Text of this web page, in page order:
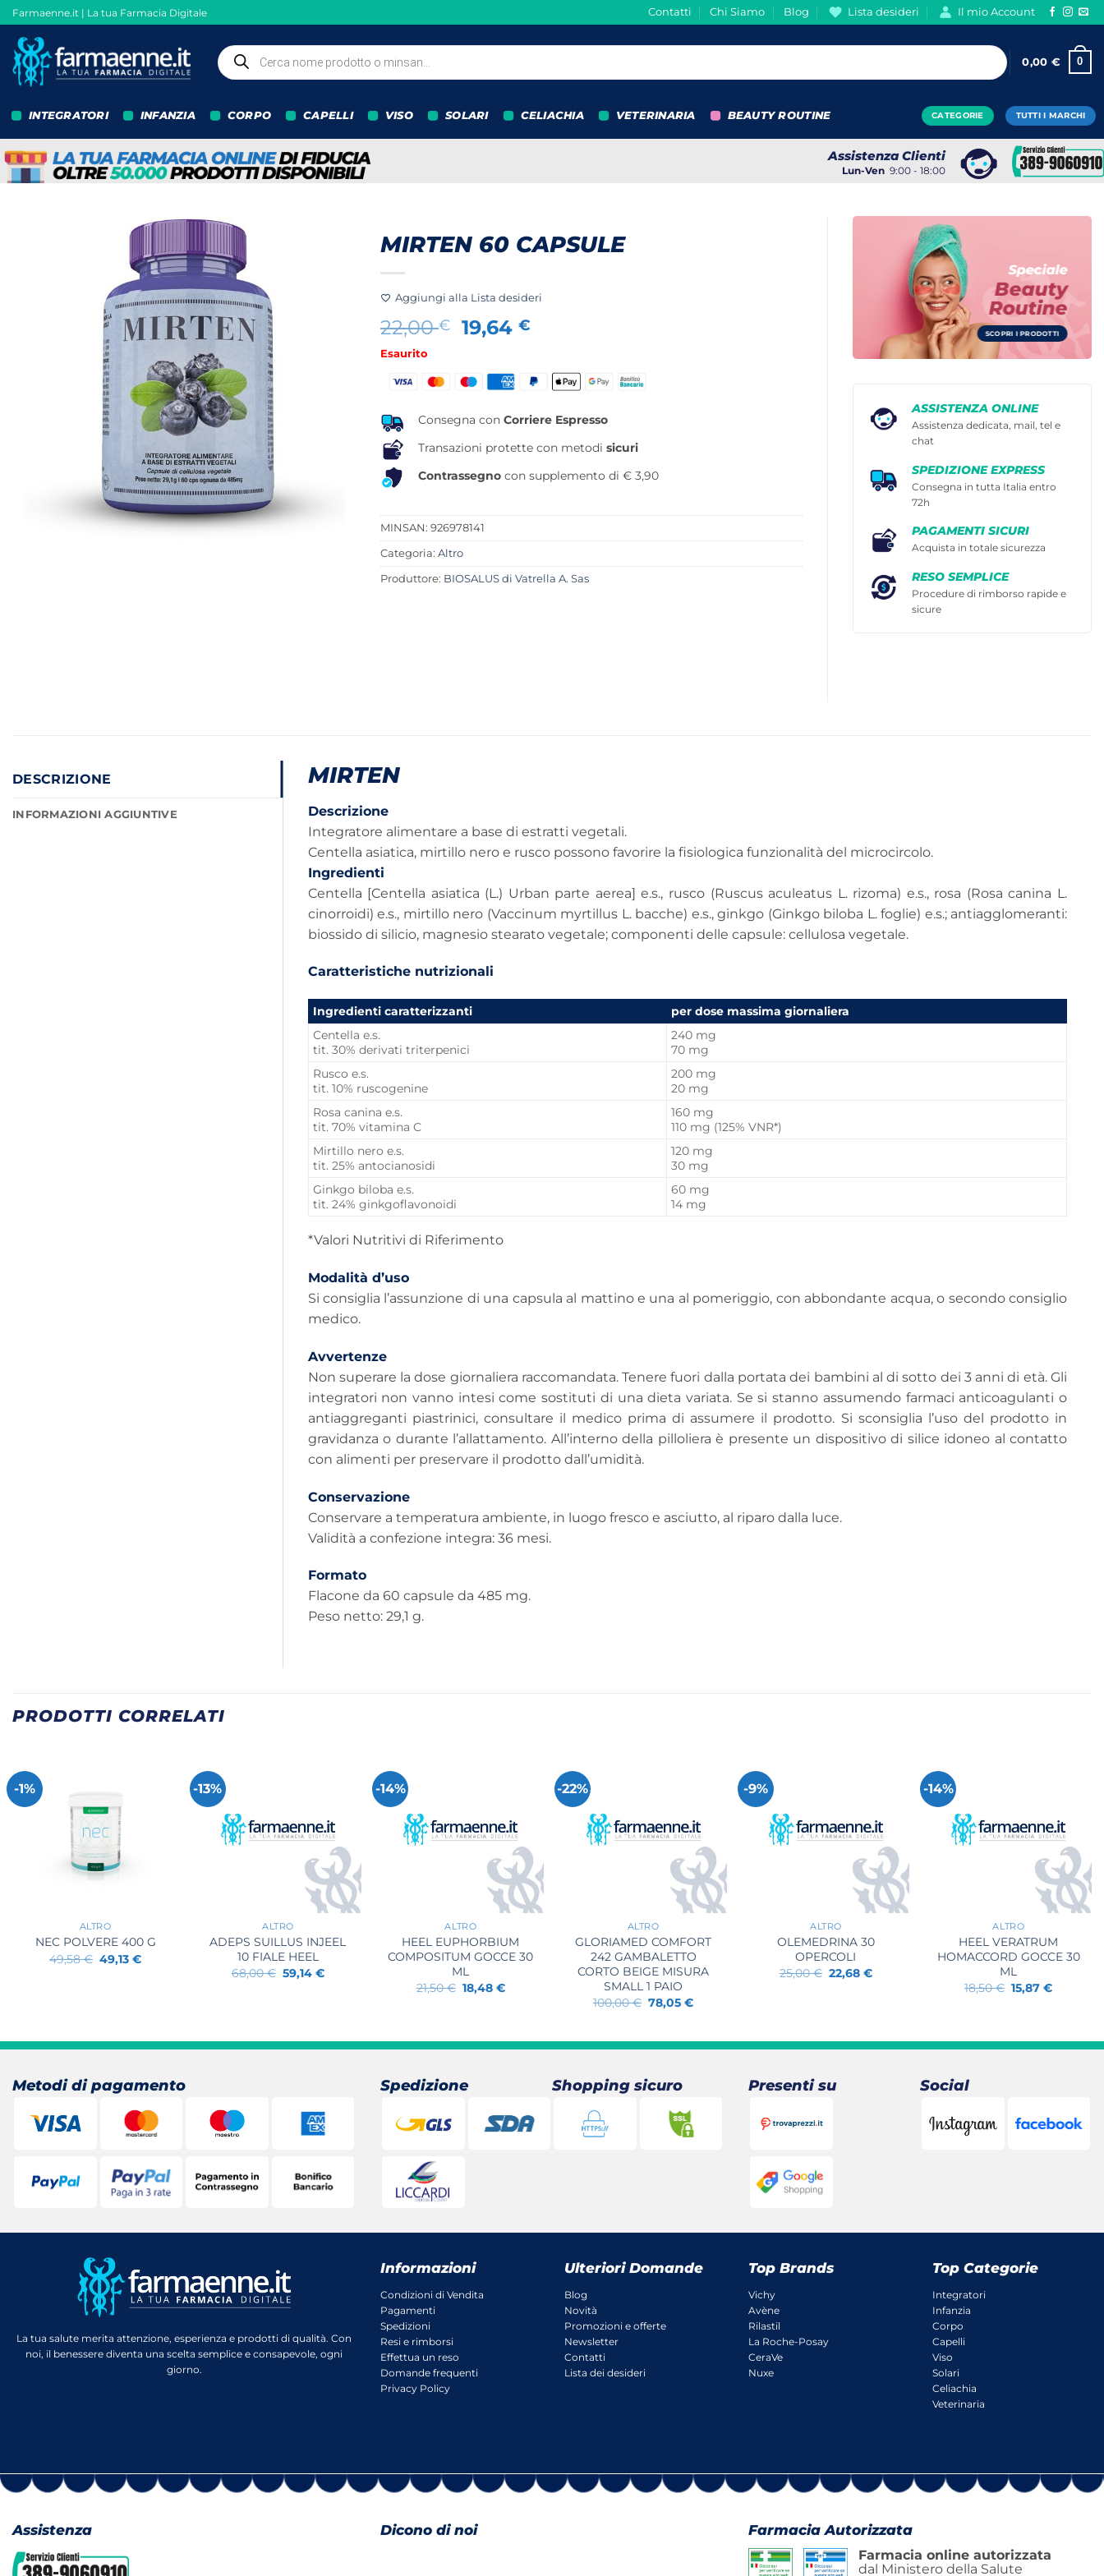
Salta
ai
contenuti
Farmaenne.it | La tua Farmacia Digitale Contatti Chi Siamo Blog Lista desideri Il mio Account
Ricerca
prodotti
0,00 € 0
INTEGRATORI INFANZIA CORPO CAPELLI VISO SOLARI CELIACHIA VETERINARIA BEAUTY ROUTINE CATEGORIE TUTTI I MARCHI
Assistenza Clienti
Lun-Ven 9:00 - 18:00
MIRTEN 60 CAPSULE
Aggiungi alla Lista desideri
22,00€
Il
era:
19,64€
attuale
è:
Esaurito
Consegna con Corriere Espresso
Transazioni protette con metodi sicuri
Contrassegno con supplemento di € 3,90
MINSAN: 926978141
Categoria: Altro
Produttore: BIOSALUS di Vatrella A. Sas
Speciale
Beauty
Routine
SCOPRI I PRODOTTI
ASSISTENZA ONLINE
Assistenza dedicata, mail, tel e
chat
SPEDIZIONE EXPRESS
Consegna in tutta Italia entro
72h
PAGAMENTI SICURI
Acquista in totale sicurezza
RESO SEMPLICE
Procedure di rimborso rapide e
sicure
DESCRIZIONE
INFORMAZIONI AGGIUNTIVE
MIRTEN
Descrizione
Integratore alimentare a base di estratti vegetali.
Centella asiatica, mirtillo nero e rusco possono favorire la fisiologica funzionalità del microcircolo.
Ingredienti
Centella [Centella asiatica (L.) Urban parte aerea] e.s., rusco (Ruscus aculeatus L. rizoma) e.s., rosa (Rosa canina L.
cinorroidi) e.s., mirtillo nero (Vaccinum myrtillus L. bacche) e.s., ginkgo (Ginkgo biloba L. foglie) e.s.; antiagglomeranti:
biossido di silicio, magnesio stearato vegetale; componenti delle capsule: cellulosa vegetale.
Caratteristiche nutrizionali
Ingredienti caratterizzanti
per dose massima giornaliera
Centella e.s.
tit. 30% derivati triterpenici
240 mg
70 mg
Rusco e.s.
tit. 10% ruscogenine
200 mg
20 mg
Rosa canina e.s.
tit. 70% vitamina C
160 mg
110 mg (125% VNR*)
Mirtillo nero e.s.
tit. 25% antocianosidi
120 mg
30 mg
Ginkgo biloba e.s.
tit. 24% ginkgoflavonoidi
60 mg
14 mg
*Valori Nutritivi di Riferimento
Modalità d’uso
Si consiglia l’assunzione di una capsula al mattino e una al pomeriggio, con abbondante acqua, o secondo consiglio
medico.
Avvertenze
Non superare la dose giornaliera raccomandata. Tenere fuori dalla portata dei bambini al di sotto dei 3 anni di età. Gli
integratori non vanno intesi come sostituti di una dieta variata. Se si stanno assumendo farmaci anticoagulanti o
antiaggreganti piastrinici, consultare il medico prima di assumere il prodotto. Si sconsiglia l’uso del prodotto in
gravidanza o durante l’allattamento. All’interno della pilloliera è presente un dispositivo di silice idoneo al contatto
con alimenti per preservare il prodotto dall’umidità.
Conservazione
Conservare a temperatura ambiente, in luogo fresco e asciutto, al riparo dalla luce.
Validità a confezione integra: 36 mesi.
Formato
Flacone da 60 capsule da 485 mg.
Peso netto: 29,1 g.
PRODOTTI CORRELATI
-1%
ALTRO
NEC POLVERE 400 G
49,58€ Il
prezzo
49,13€Il
-13%
ALTRO
ADEPS SUILLUS INJEEL
10 FIALE HEEL
68,00€ Il
prezzo
59,14€Il
-14%
ALTRO
HEEL EUPHORBIUM
COMPOSITUM GOCCE 30
ML
21,50€ Il
prezzo
18,48 €Il
-22%
ALTRO
GLORIAMED COMFORT
242 GAMBALETTO
CORTO BEIGE MISURA
SMALL 1 PAIO
100,00€ Il
prezzo
100,00 €.
78,05€Il
78,05 €.
-9%
ALTRO
OLEMEDRINA 30
OPERCOLI
25,00€ Il
prezzo
22,68€Il
-14%
ALTRO
HEEL VERATRUM
HOMACCORD GOCCE 30
ML
18,50€ Il
prezzo
15,87€Il
Metodi di pagamento Spedizione Shopping sicuro Presenti su Social
La tua salute merita attenzione, esperienza e prodotti di qualità. Con
noi, il benessere diventa una scelta semplice e consapevole, ogni
giorno.
Informazioni
Condizioni di Vendita
Pagamenti
Spedizioni
Resi e rimborsi
Effettua un reso
Domande frequenti
Privacy Policy
Ulteriori Domande
Blog
Novità
Promozioni e offerte
Newsletter
Contatti
Lista dei desideri
Top Brands
Vichy
Avène
Rilastil
La Roche-Posay
CeraVe
Nuxe
Top Categorie
Integratori
Infanzia
Corpo
Capelli
Viso
Solari
Celiachia
Veterinaria
Assistenza Dicono di noi Farmacia Autorizzata
Farmacia online autorizzata
dal Ministero della Salute